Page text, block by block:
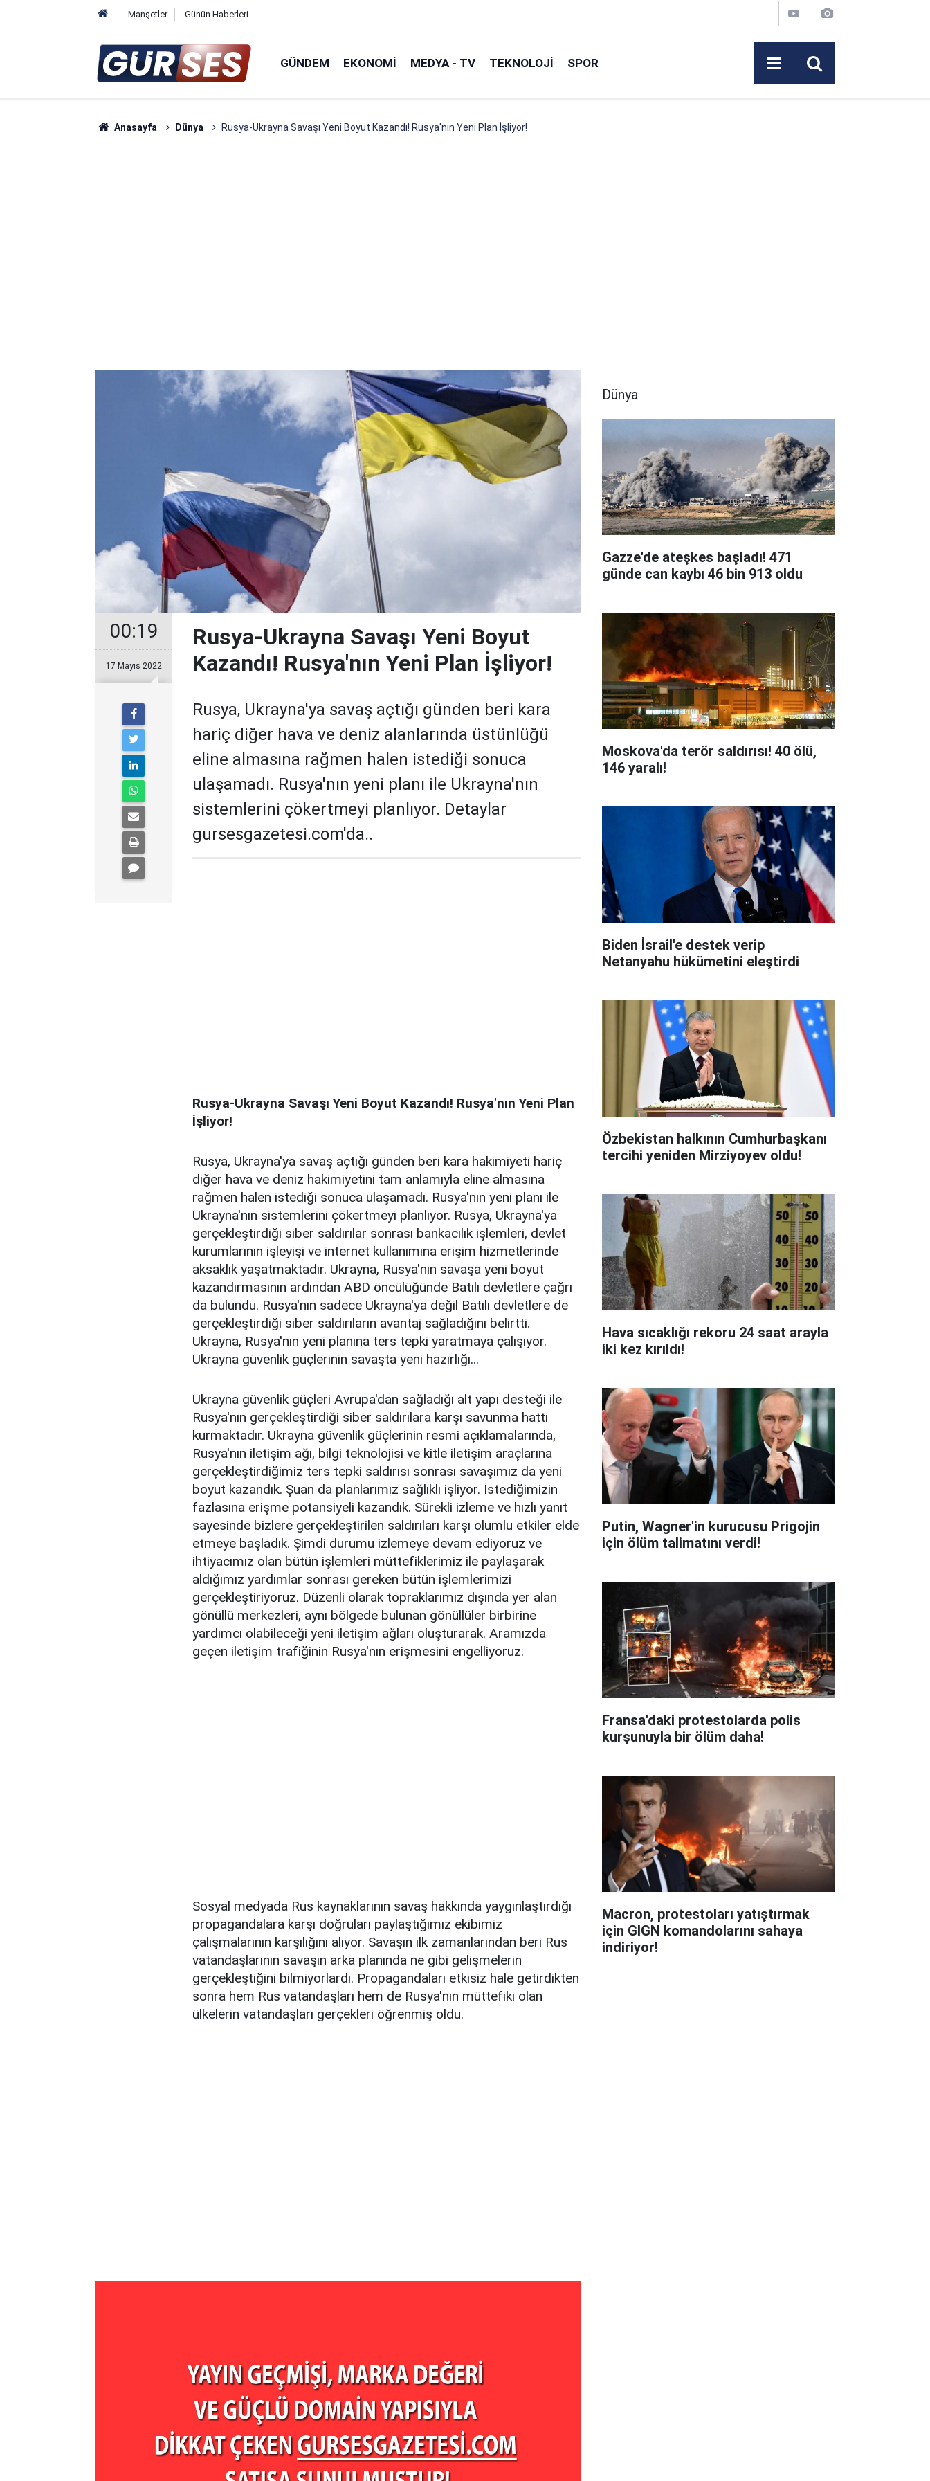
Manşetler Günün Haberleri
GÜNDEM EKONOMI MEDYA - TV TEKNOLOJI SPOR
Anasayfa Dünya Rusya-Ukrayna Savaşı Yeni Boyut Kazandı! Rusya'nın Yeni Plan İşliyor!
00:19
17 Mayıs 2022
Rusya-Ukrayna Savaşı Yeni Boyut
Kazandı! Rusya'nın Yeni Plan İşliyor!
Rusya, Ukrayna'ya savaş açtığı günden beri kara
hariç diğer hava ve deniz alanlarında üstünlüğü
eline almasına rağmen halen istediği sonuca
ulaşamadı. Rusya'nın yeni planı ile Ukrayna'nın
sistemlerini çökertmeyi planlıyor. Detaylar
gursesgazetesi.com'da..
Rusya-Ukrayna Savaşı Yeni Boyut Kazandı! Rusya'nın Yeni Plan
İşliyor!
Rusya, Ukrayna'ya savaş açtığı günden beri kara hakimiyeti hariç
diğer hava ve deniz hakimiyetini tam anlamıyla eline almasına
rağmen halen istediği sonuca ulaşamadı. Rusya'nın yeni planı ile
Ukrayna'nın sistemlerini çökertmeyi planlıyor. Rusya, Ukrayna'ya
gerçekleştirdiği siber saldırılar sonrası bankacılık işlemleri, devlet
kurumlarının işleyişi ve internet kullanımına erişim hizmetlerinde
aksaklık yaşatmaktadır. Ukrayna, Rusya'nın savaşa yeni boyut
kazandırmasının ardından ABD öncülüğünde Batılı devletlere çağrı
da bulundu. Rusya'nın sadece Ukrayna'ya değil Batılı devletlere de
gerçekleştirdiği siber saldırıların avantaj sağladığını belirtti.
Ukrayna, Rusya'nın yeni planına ters tepki yaratmaya çalışıyor.
Ukrayna güvenlik güçlerinin savaşta yeni hazırlığı...
Ukrayna güvenlik güçleri Avrupa'dan sağladığı alt yapı desteği ile
Rusya'nın gerçekleştirdiği siber saldırılara karşı savunma hattı
kurmaktadır. Ukrayna güvenlik güçlerinin resmi açıklamalarında,
Rusya'nın iletişim ağı, bilgi teknolojisi ve kitle iletişim araçlarına
gerçekleştirdiğimiz ters tepki saldırısı sonrası savaşımız da yeni
boyut kazandık. Şuan da planlarımız sağlıklı işliyor. İstediğimizin
fazlasına erişme potansiyeli kazandık. Sürekli izleme ve hızlı yanıt
sayesinde bizlere gerçekleştirilen saldırıları karşı olumlu etkiler elde
etmeye başladık. Şimdi durumu izlemeye devam ediyoruz ve
ihtiyacımız olan bütün işlemleri müttefiklerimiz ile paylaşarak
aldığımız yardımlar sonrası gereken bütün işlemlerimizi
gerçekleştiriyoruz. Düzenli olarak topraklarımız dışında yer alan
gönüllü merkezleri, aynı bölgede bulunan gönüllüler birbirine
yardımcı olabileceği yeni iletişim ağları oluşturarak. Aramızda
geçen iletişim trafiğinin Rusya'nın erişmesini engelliyoruz.
Sosyal medyada Rus kaynaklarının savaş hakkında yaygınlaştırdığı
propagandalara karşı doğruları paylaştığımız ekibimiz
çalışmalarının karşılığını alıyor. Savaşın ilk zamanlarından beri Rus
vatandaşlarının savaşın arka planında ne gibi gelişmelerin
gerçekleştiğini bilmiyorlardı. Propagandaları etkisiz hale getirdikten
sonra hem Rus vatandaşları hem de Rusya'nın müttefiki olan
ülkelerin vatandaşları gerçekleri öğrenmiş oldu.
Dünya
Gazze'de ateşkes başladı! 471
günde can kaybı 46 bin 913 oldu
Moskova'da terör saldırısı! 40 ölü,
146 yaralı!
Biden İsrail'e destek verip
Netanyahu hükümetini eleştirdi
Özbekistan halkının Cumhurbaşkanı
tercihi yeniden Mirziyoyev oldu!
Hava sıcaklığı rekoru 24 saat arayla
iki kez kırıldı!
Putin, Wagner'in kurucusu Prigojin
için ölüm talimatını verdi!
Fransa'daki protestolarda polis
kurşunuyla bir ölüm daha!
Macron, protestoları yatıştırmak
için GIGN komandolarını sahaya
indiriyor!